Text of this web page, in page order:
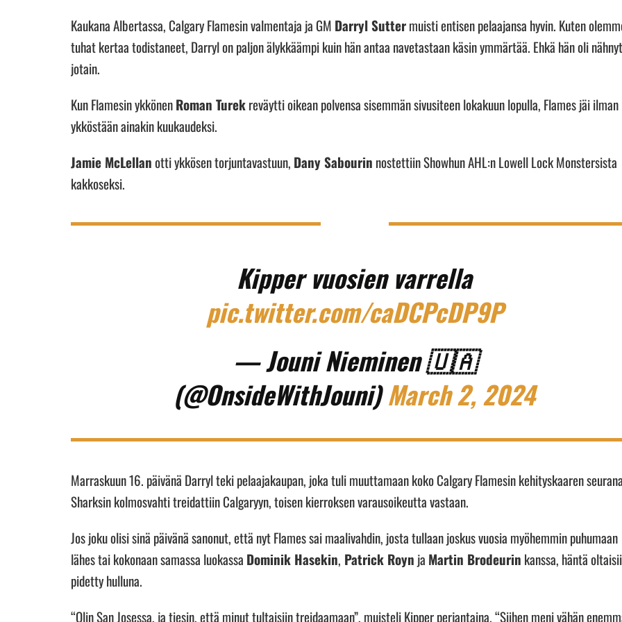
Kaukana Albertassa, Calgary Flamesin valmentaja ja GM Darryl Suttermuisti entisen pelaajansa hyvin. Kuten
tuhat kertaa todistaneet, Darryl on paljon älykkäämpi kuin hän antaa navetastaan käsin ymmärtää. Ehkä hän oli nähnyt
jotain.
Kun Flamesin ykkönenRoman Turekreväytti oikean polvensa sisemmän sivusiteen lokakuun lopulla, Flames jäi ilman
ykköstään ainakin kuukaudeksi.
Jamie McLellanotti ykkösen torjuntavastuun, Dany Sabourin nostettiin Showhun AHL:n Lowell Lock Monstersista
kakkoseksi.
Kipper vuosien varrella
pic.twitter.com/caDCPcDP9P
— Jouni Nieminen 🇺🇦
(@OnsideWithJouni)March 2, 2024
Marraskuun 16. päivänä Darryl teki pelaajakaupan, joka tuli muuttamaan koko Calgary Flamesin kehityskaaren
Sharksin kolmosvahti treidattiin Calgaryyn, toisen kierroksen varausoikeutta vastaan.
Jos joku olisi sinä päivänä sanonut, että nyt Flames sai maalivahdin, josta tullaan joskus vuosia myöhemmin puhumaan
lähes tai kokonaan samassa luokassa Dominik Hasekin, Patrick Royn ja Martin Brodeurin kanssa, häntä
pidetty hulluna.
“Olin San Josessa, ja tiesin, että minut tultaisiin treidaamaan”, muisteli Kipper perjantaina. “Siihen meni vähän